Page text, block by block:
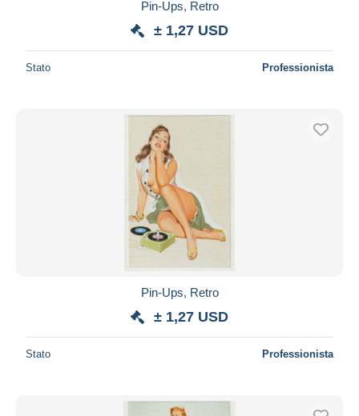
Pin-Ups, Retro
± 1,27 USD
Stato Professionista
Pin-Ups, Retro
± 1,27 USD
Stato Professionista